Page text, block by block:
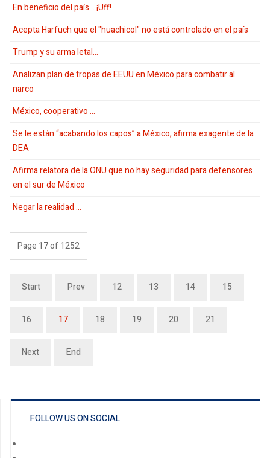
En beneficio del país… ¡Uff!
Acepta Harfuch que el "huachicol" no está controlado en el país
Trump y su arma letal…
Analizan plan de tropas de EEUU en México para combatir al
narco
México, cooperativo …
Se le están “acabando los capos” a México, afirma exagente de la
DEA
Afirma relatora de la ONU que no hay seguridad para defensores
en el sur de México
Negar la realidad …
Page 17 of 1252
Start Prev 12 13 14 15
16 17 18 19 20 21
Next End
FOLLOW US ON SOCIAL